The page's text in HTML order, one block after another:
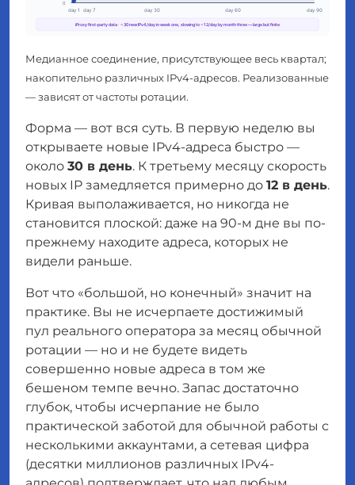
Медианное соединение, присутствующее весь квартал;
накопительно различных IPv4-адресов. Реализованные
— зависят от частоты ротации.
Форма — вот вся суть. В первую неделю вы
открываете новые IPv4-адреса быстро —
около 30 в день. К третьему месяцу скорость
новых IP замедляется примерно до 12 в день.
Кривая выполаживается, но никогда не
становится плоской: даже на 90-м дне вы по-
прежнему находите адреса, которых не
видели раньше.
Вот что «большой, но конечный» значит на
практике. Вы не исчерпаете достижимый
пул реального оператора за месяц обычной
ротации — но и не будете видеть
совершенно новые адреса в том же
бешеном темпе вечно. Запас достаточно
глубок, чтобы исчерпание не было
практической заботой для обычной работы с
несколькими аккаунтами, а сетевая цифра
(десятки миллионов различных IPv4-